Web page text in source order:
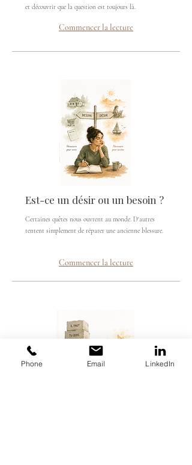
et découvrir que la question est toujours là.
Commencer la lecture
Est-ce un désir ou un besoin ?
Certaines quêtes nous ouvrent au monde. D'autres
tentent simplement de réparer une ancienne blessure.
Commencer la lecture
Phone Email LinkedIn